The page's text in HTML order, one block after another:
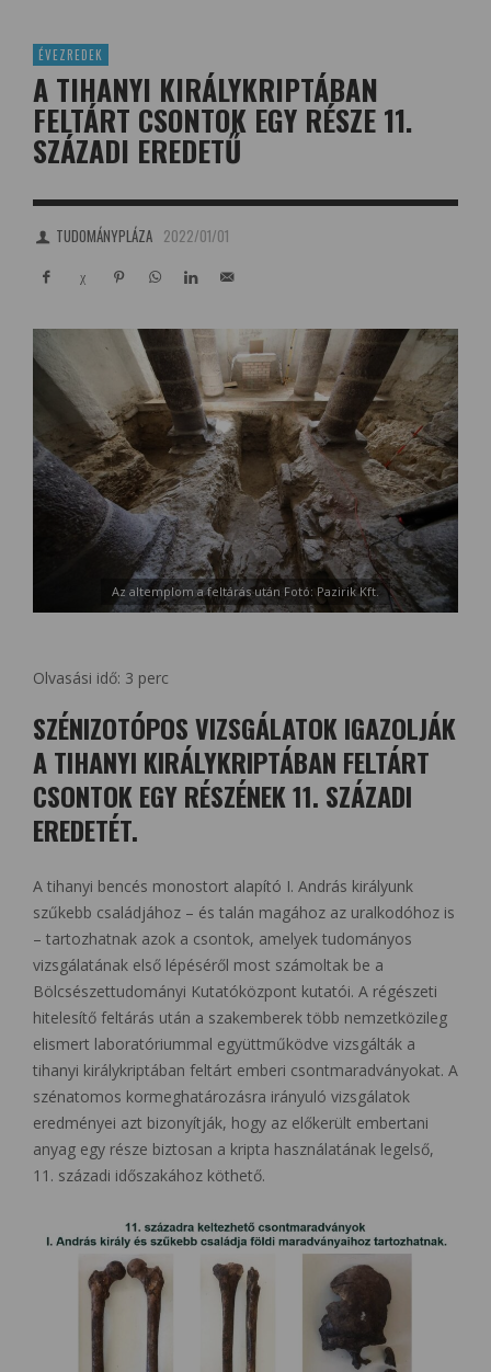
ÉVEZREDEK
A TIHANYI KIRÁLYKRIPTÁBAN
FELTÁRT CSONTOK EGY RÉSZE 11.
SZÁZADI EREDETŰ
TUDOMÁNYPLÁZA 2022/01/01
Az altemplom a feltárás után Fotó: Pazirik Kft.
Olvasási idő: 3 perc
SZÉNIZOTÓPOS VIZSGÁLATOK IGAZOLJÁK
A TIHANYI KIRÁLYKRIPTÁBAN FELTÁRT
CSONTOK EGY RÉSZÉNEK 11. SZÁZADI
EREDETÉT.
A tihanyi bencés monostort alapító I. András királyunk
szűkebb családjához – és talán magához az uralkodóhoz is
– tartozhatnak azok a csontok, amelyek tudományos
vizsgálatának első lépéséről most számoltak be a
Bölcsészettudományi Kutatóközpont kutatói. A régészeti
hitelesítő feltárás után a szakemberek több nemzetközileg
elismert laboratóriummal együttműködve vizsgálták a
tihanyi királykriptában feltárt emberi csontmaradványokat. A
szénatomos kormeghatározásra irányuló vizsgálatok
eredményei azt bizonyítják, hogy az előkerült embertani
anyag egy része biztosan a kripta használatának legelső,
11. századi időszakához köthető.